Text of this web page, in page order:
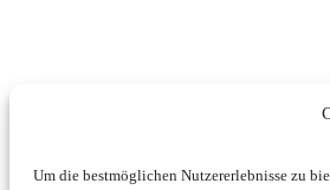
Um die bestmöglichen Nutzererlebnisse zu